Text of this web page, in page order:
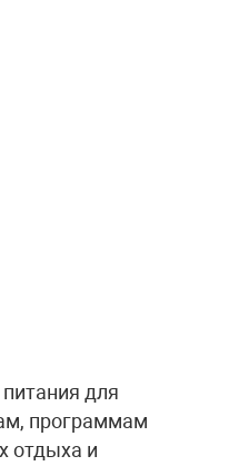
для
программам
отдыха и